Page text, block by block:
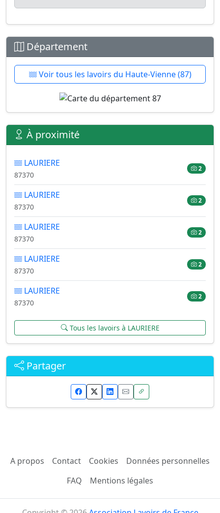
Département
Voir tous les lavoirs du Haute-Vienne (87)
À proximité
LAURIERE
87370
2
LAURIERE
87370
2
LAURIERE
87370
2
LAURIERE
87370
2
LAURIERE
87370
2
Tous les lavoirs à LAURIERE
Partager
A propos Contact Cookies
Données personnelles
FAQ
Mentions légales